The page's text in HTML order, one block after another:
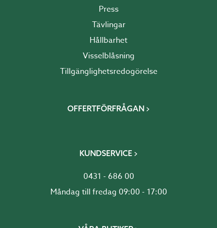
Press
Tävlingar
Hållbarhet
Visselblåsning
Tillgänglighetsredogörelse
OFFERTFÖRFRÅGAN
KUNDSERVICE
0431 - 686 00
Måndag till fredag 09:00 - 17:00